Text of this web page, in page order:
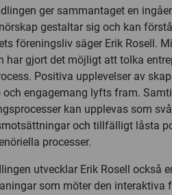
ger sammantaget en
gestaltar sig och kan
föreningsliv säger Erik Rosell.
har gjort det möjligt att tolka
Positiva upplevelser av
och engagemang lyfts fram.
kan upplevas som
och tillfälligt låsta
processer.
utvecklar Erik Rosell också
som möter den interaktiva